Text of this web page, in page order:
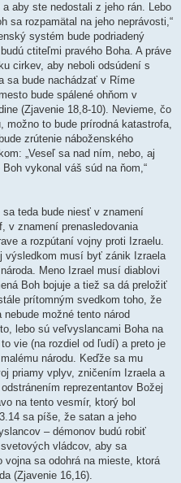
aby ste nedostali z jeho rán. Lebo
sa rozpamätal na jeho neprávosti,“
systém bude podriadený
ctiteľmi pravého Boha. A práve
cirkev, aby neboli odsúdení s
sa bude nachádzať v Ríme
bude spálené ohňom v
(Zjavenie 18,8-10). Nevieme, čo
možno to bude prírodná katastrofa,
zrútenie náboženského
„Veseľ sa nad ním, nebo, aj
vykonal váš súd na ňom,“
teda bude niesť v znamení
v znamení prenasledovania
a rozpútaní vojny proti Izraelu.
výsledkom musí byť zánik Izraela
Meno Izrael musí diablovi
Boh bojuje a tiež sa dá preložiť
prítomným svedkom toho, že
možné tento národ
lebo sú veľvyslancami Boha na
vie (na rozdiel od ľudí) a preto je
národu. Keďže sa mu
priamy vplyv, zničením Izraela a
reprezentantov Božej
na tento vesmír, ktorý bol
sa píše, že satan a jeho
– démonov budú robiť
vládcov, aby sa
vojna sa odohrá na mieste, ktorá
(Zjavenie 16,16).